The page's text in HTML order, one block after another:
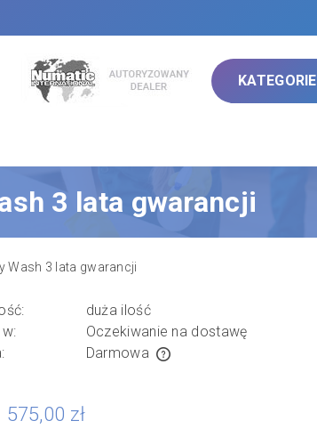
KATEGORIE
3 lata gwarancji
Wash 3 lata gwarancji
duża ilość
Oczekiwanie na dostawę
Darmowa
575,00 zł